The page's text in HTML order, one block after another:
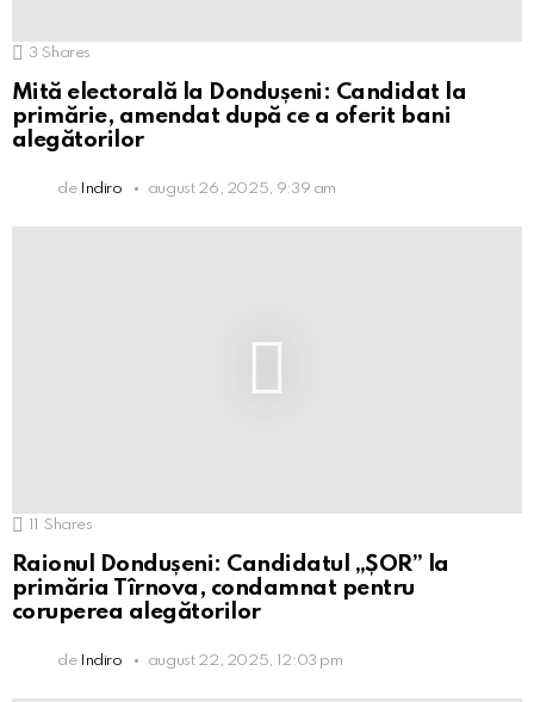
3 Shares
Mită electorală la Dondușeni: Candidat la
primărie, amendat după ce a oferit bani
alegătorilor
de Indiro august 26, 2025, 9:39 am
11 Shares
Raionul Dondușeni: Candidatul „ȘOR” la
primăria Tîrnova, condamnat pentru
coruperea alegătorilor
de Indiro august 22, 2025, 12:03 pm